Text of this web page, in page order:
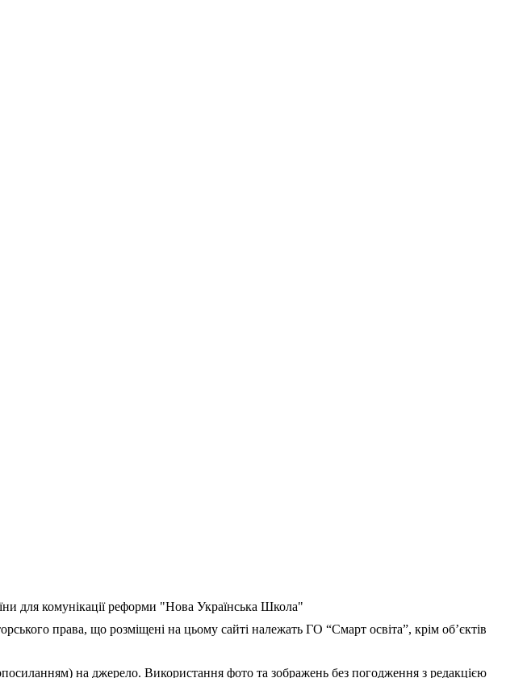
для комунікації реформи "Нова Українська Школа"
права, що розміщені на цьому сайті належать ГО “Смарт освіта”, крім об’єктів
на джерело. Використання фото та зображень без погодження з редакцією